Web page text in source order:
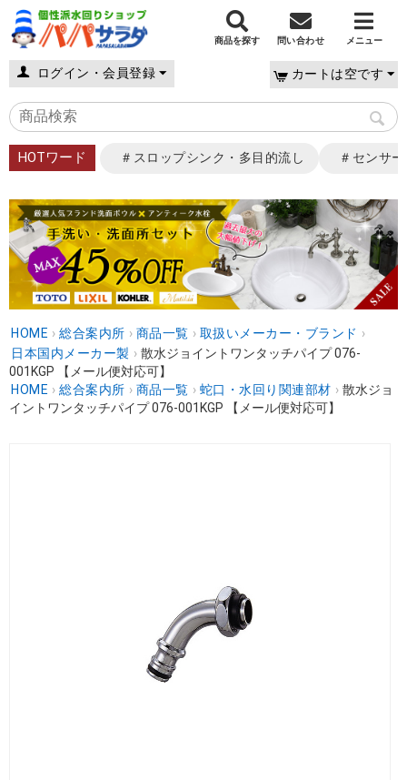
商品を探す 問い合わせ メニュー
ログイン・会員登録 カートは空です
HOTワード ＃スロップシンク・多目的流し ＃センサ
HOME › 総合案内所 › 商品一覧 › 取扱いメーカー・ブランド ›
日本国内メーカー製 › 散水ジョイントワンタッチパイプ 076-
001KGP 【メール便対応可】
HOME › 総合案内所 › 商品一覧 › 蛇口・水回り関連部材 › 散水ジョ
イントワンタッチパイプ 076-001KGP 【メール便対応可】